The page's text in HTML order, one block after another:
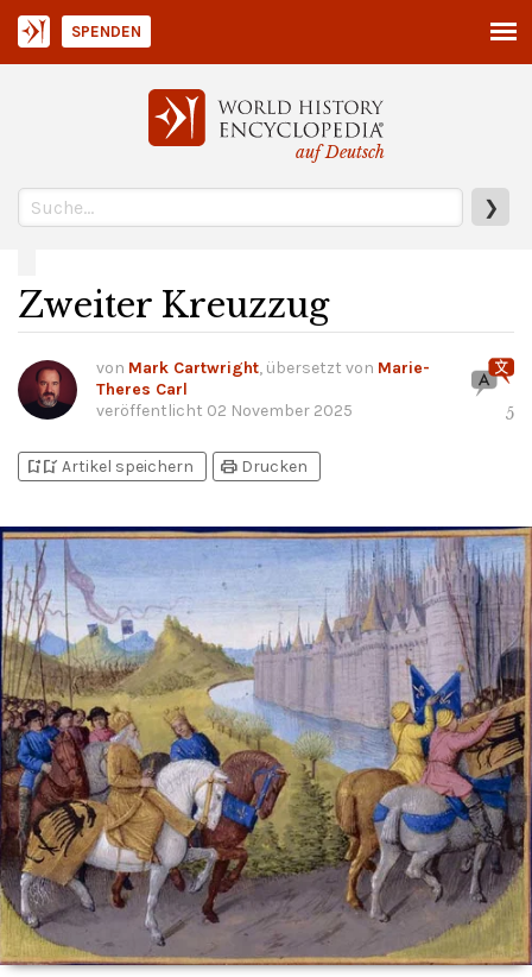
auf Deutsch
❯
SPENDEN
Zweiter Kreuzzug
von Mark Cartwright, übersetzt von Marie-
Theres Carl
veröffentlicht 02 November 2025 5
bookmark_addbookmark_added Artikel speichern print Drucken